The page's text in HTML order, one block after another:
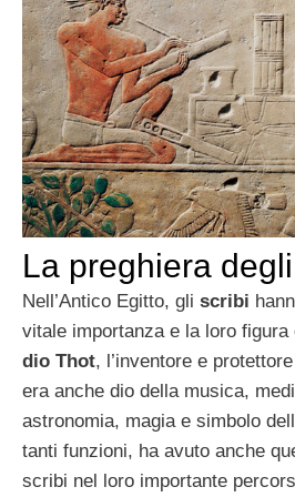
La preghiera
Nell’Antico Egitto, gli scribi
vitale importanza e la loro figura
dio Thot, l’inventore e
era anche dio della musica,
astronomia, magia e simbolo
tanti funzioni, ha avuto anche
scribi nel loro importante